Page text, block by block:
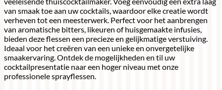
van smaak toe aan uw cocktails, waardoor elke creatie wordt
verheven tot een meesterwerk. Perfect voor het aanbrengen
van aromatische bitters, likeuren of huisgemaakte infusies,
bieden deze flessen een precieze en gelijkmatige verstuiving.
Ideaal voor het creëren van een unieke en onvergetelijke
smaakervaring. Ontdek de mogelijkheden en til uw
cocktailpresentatie naar een hoger niveau met onze
professionele sprayflessen.